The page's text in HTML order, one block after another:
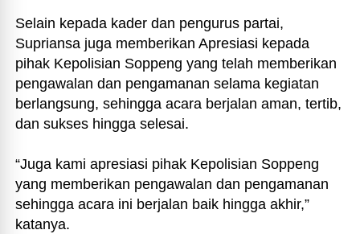
Selain kepada kader dan pengurus partai,
Supriansa juga memberikan Apresiasi kepada
pihak Kepolisian Soppeng yang telah memberikan
pengawalan dan pengamanan selama kegiatan
berlangsung, sehingga acara berjalan aman, tertib,
dan sukses hingga selesai.
“Juga kami apresiasi pihak Kepolisian Soppeng
yang memberikan pengawalan dan pengamanan
sehingga acara ini berjalan baik hingga akhir,”
katanya.